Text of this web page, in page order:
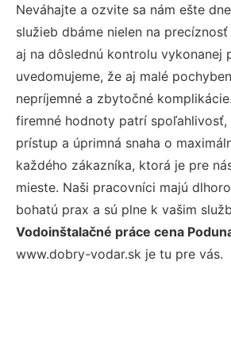
Neváhajte a ozvite sa nám ešte
služieb dbáme nielen na
aj na dôslednú kontrolu vykonanej
uvedomujeme, že aj malé
nepríjemné a zbytočné
firemné hodnoty patrí
prístup a úprimná snaha o
každého zákazníka, ktorá je pre
mieste. Naši pracovníci majú
bohatú prax a sú plne k vašim
Vodoinštalačné práce cena
www.dobry-vodar.sk je tu pre vás.